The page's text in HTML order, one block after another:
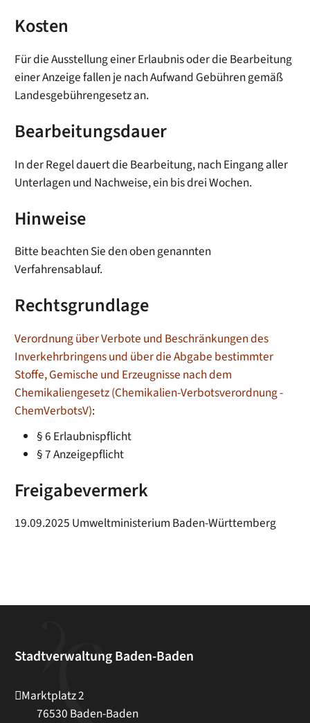
Kosten
Für die Ausstellung einer Erlaubnis oder die Bearbeitung
einer Anzeige fallen je nach Aufwand Gebühren gemäß
Landesgebührengesetz an.
Bearbeitungsdauer
In der Regel dauert die Bearbeitung, nach Eingang aller
Unterlagen und Nachweise, ein bis drei Wochen.
Hinweise
Bitte beachten Sie den oben genannten
Verfahrensablauf.
Rechtsgrundlage
Verordnung über Verbote und Beschränkungen des
Inverkehrbringens und über die Abgabe bestimmter
Stoffe, Gemische und Erzeugnisse nach dem
Chemikaliengesetz (Chemikalien-Verbotsverordnung -
ChemVerbotsV):
§ 6 Erlaubnispflicht
§ 7 Anzeigepflicht
Freigabevermerk
19.09.2025 Umweltministerium Baden-Württemberg
Stadtverwaltung Baden-Baden
Marktplatz 2
76530 Baden-Baden